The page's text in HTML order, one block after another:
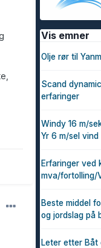
Vis emner
Olje rør til
Scand
erfaringer
Windy 16 m/
Yr 6 m/sel vind
Erfaringer ved
mva/fortolling/
Beste middel
og jordslag på
Leter etter